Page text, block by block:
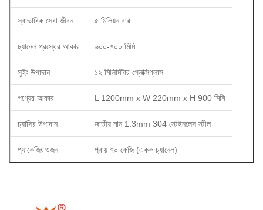
স্বাভাবিক সেবা জীবন ৫ মিলিয়ন বার
চ্যানেল প্রস্থের আকার ৬০০-৭০০ মিমি
সুইং উপাদান ১২ মিলিমিটার প্লেক্সিগ্লাস
পণ্যের আকার L 1200mm x W 220mm x H 900 মিমি
চ্যাসির উপাদান জাতীয় মান 1.3mm 304 স্টেইনলেস স্টীল
প্যাকেজিং ওজন প্রায় ৭০ কেজি (একক চ্যানেল)